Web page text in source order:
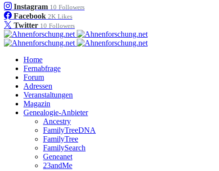
Instagram 10 Followers
Facebook 2K Likes
Twitter 10 Followers
Home
Fernabfrage
Forum
Adressen
Veranstaltungen
Magazin
Genealogie-Anbieter
Ancestry
FamilyTreeDNA
FamilyTree
FamilySearch
Geneanet
23andMe